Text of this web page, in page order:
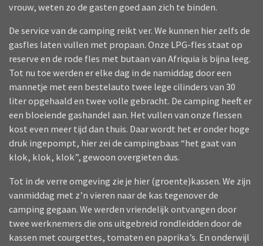
vrouw, weten zo de gasten goed aan zich te binden.
De service van de camping reikt ver. We kunnen hier zelfs de
gasfles laten vullen met propaan. Onze LPG-fles staat op
reserve en de rode fles met butaan van Afriquia is bijna leeg.
Tot nu toe werden er elke dag in de namiddag door een
mannetje met een bestelauto twee lege cilinders van 30
liter opgehaald en twee volle gebracht. De camping heeft er
een bloeiende gashandel aan. Het vullen van onze flessen
kost even meer tijd dan thuis. Daar wordt het er onder hoge
druk ingepompt, hier zei de campingbaas “het gaat van
klok, klok, klok”, gewoon overgieten dus.
Tot in de verre omgeving zie je hier (groente)kassen. We zijn
vanmiddag met z’n vieren naar de kas tegenover de
camping gegaan. We werden vriendelijk ontvangen door
twee werknemers die ons uitgebreid rondleidden door de
kassen met courgettes, tomaten en paprika’s. En onderwijl